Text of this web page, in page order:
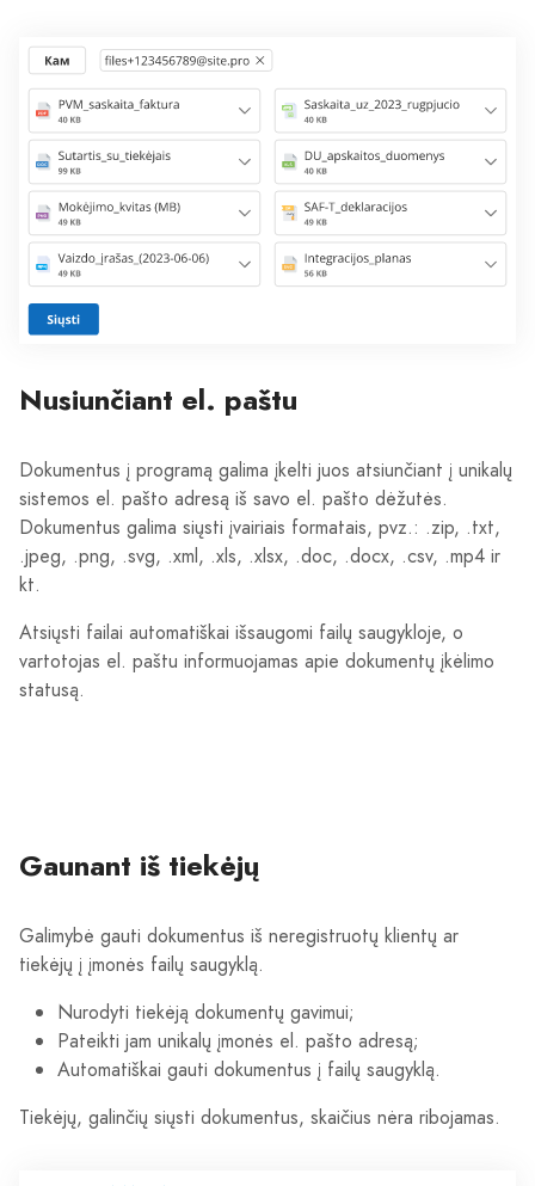
Nusiunčiant el. paštu
Dokumentus į programą galima įkelti juos atsiunčiant į unikalų
sistemos el. pašto adresą iš savo el. pašto dėžutės.
Dokumentus galima siųsti įvairiais formatais, pvz.: .zip, .txt,
.jpeg, .png, .svg, .xml, .xls, .xlsx, .doc, .docx, .csv, .mp4 ir
kt.
Atsiųsti failai automatiškai išsaugomi failų saugykloje, o
vartotojas el. paštu informuojamas apie dokumentų įkėlimo
statusą.
Gaunant iš tiekėjų
Galimybė gauti dokumentus iš neregistruotų klientų ar
tiekėjų į įmonės failų saugyklą.
Nurodyti tiekėją dokumentų gavimui;
Pateikti jam unikalų įmonės el. pašto adresą;
Automatiškai gauti dokumentus į failų saugyklą.
Tiekėjų, galinčių siųsti dokumentus, skaičius nėra ribojamas.